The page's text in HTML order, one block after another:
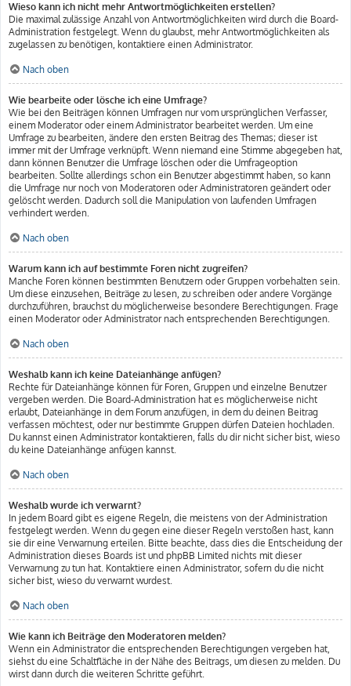
Wieso kann ich nicht mehr Antwortmöglichkeiten erstellen?
Die maximal zulässige Anzahl von Antwortmöglichkeiten wird durch die Board-
Administration festgelegt. Wenn du glaubst, mehr Antwortmöglichkeiten als
zugelassen zu benötigen, kontaktiere einen Administrator.
Nach oben
Wie bearbeite oder lösche ich eine Umfrage?
Wie bei den Beiträgen können Umfragen nur vom ursprünglichen Verfasser,
einem Moderator oder einem Administrator bearbeitet werden. Um eine
Umfrage zu bearbeiten, ändere den ersten Beitrag des Themas; dieser ist
immer mit der Umfrage verknüpft. Wenn niemand eine Stimme abgegeben hat,
dann können Benutzer die Umfrage löschen oder die Umfrageoption
bearbeiten. Sollte allerdings schon ein Benutzer abgestimmt haben, so kann
die Umfrage nur noch von Moderatoren oder Administratoren geändert oder
gelöscht werden. Dadurch soll die Manipulation von laufenden Umfragen
verhindert werden.
Nach oben
Warum kann ich auf bestimmte Foren nicht zugreifen?
Manche Foren können bestimmten Benutzern oder Gruppen vorbehalten sein.
Um diese einzusehen, Beiträge zu lesen, zu schreiben oder andere Vorgänge
durchzuführen, brauchst du möglicherweise besondere Berechtigungen. Frage
einen Moderator oder Administrator nach entsprechenden Berechtigungen.
Nach oben
Weshalb kann ich keine Dateianhänge anfügen?
Rechte für Dateianhänge können für Foren, Gruppen und einzelne Benutzer
vergeben werden. Die Board-Administration hat es möglicherweise nicht
erlaubt, Dateianhänge in dem Forum anzufügen, in dem du deinen Beitrag
verfassen möchtest, oder nur bestimmte Gruppen dürfen Dateien hochladen.
Du kannst einen Administrator kontaktieren, falls du dir nicht sicher bist, wieso
du keine Dateianhänge anfügen kannst.
Nach oben
Weshalb wurde ich verwarnt?
In jedem Board gibt es eigene Regeln, die meistens von der Administration
festgelegt werden. Wenn du gegen eine dieser Regeln verstoßen hast, kann
sie dir eine Verwarnung erteilen. Bitte beachte, dass dies die Entscheidung der
Administration dieses Boards ist und phpBB Limited nichts mit dieser
Verwarnung zu tun hat. Kontaktiere einen Administrator, sofern du die nicht
sicher bist, wieso du verwarnt wurdest.
Nach oben
Wie kann ich Beiträge den Moderatoren melden?
Wenn ein Administrator die entsprechenden Berechtigungen vergeben hat,
siehst du eine Schaltfläche in der Nähe des Beitrags, um diesen zu melden. Du
wirst dann durch die weiteren Schritte geführt.